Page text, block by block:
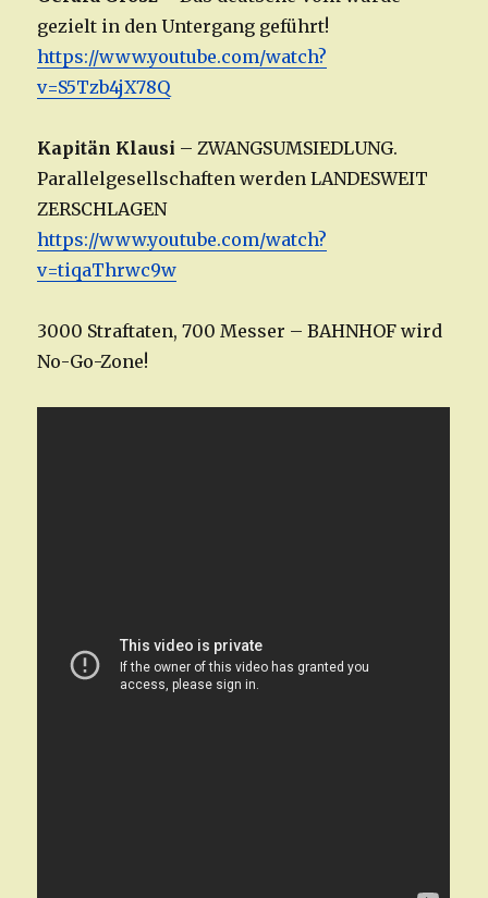
gezielt in den Untergang geführt!
https://www.youtube.com/watch?
v=S5Tzb4jX78Q
Kapitän Klausi – ZWANGSUMSIEDLUNG.
Parallelgesellschaften werden LANDESWEIT
ZERSCHLAGEN
https://www.youtube.com/watch?
v=tiqaThrwc9w
3000 Straftaten, 700 Messer – BAHNHOF wird
No-Go-Zone!